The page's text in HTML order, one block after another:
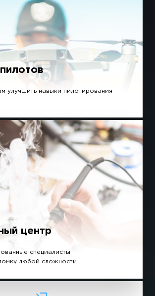
улучшить навыки пилотирования
центр
специалисты
любой сложности